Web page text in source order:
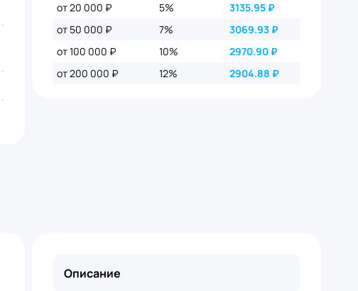
от 20 000 ₽ 5% 3135.95₽
от 50 000 ₽
7% 3069.93₽
от 100 000 ₽
10% 2970.90₽
от 200 000 ₽
12% 2904.88 ₽
Описание